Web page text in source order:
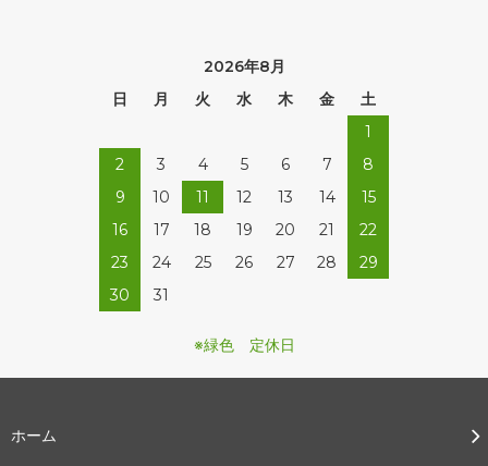
2026年8月
日
月 火 水 木 金
土
1
2
3 4 5 6 7
8
9
10 11 12 13 14
15
16
17 18 19 20 21
22
23
24 25 26 27 28
29
30
31
※緑色 定休日
ホーム